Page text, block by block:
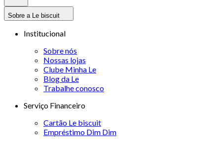
Sobre a Le biscuit
Institucional
Sobre nós
Nossas lojas
Clube Minha Le
Blog da Le
Trabalhe conosco
Serviço Financeiro
Cartão Le biscuit
Empréstimo Dim Dim